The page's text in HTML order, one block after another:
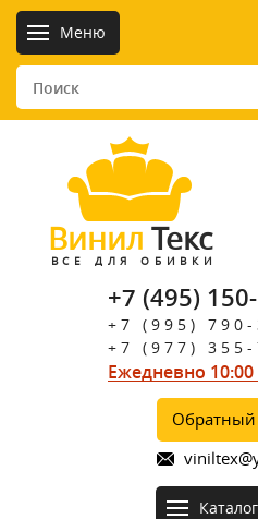
Меню
Винил Текс
ВСЕ ДЛЯ ОБИВКИ
+7 (495)
+7 (995)
+7 (977)
Ежедневно 10:00
Обратный
Каталог